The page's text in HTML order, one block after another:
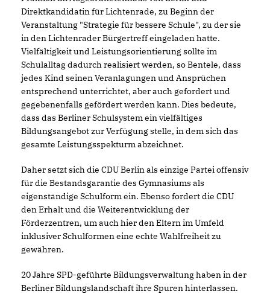
Direktkandidatin für Lichtenrade, zu Beginn der
Veranstaltung "Strategie für bessere Schule", zu der sie
in den Lichtenrader Bürgertreff eingeladen hatte.
Vielfältigkeit und Leistungsorientierung sollte im
Schulalltag dadurch realisiert werden, so Bentele, dass
jedes Kind seinen Veranlagungen und Ansprüchen
entsprechend unterrichtet, aber auch gefordert und
gegebenenfalls gefördert werden kann. Dies bedeute,
dass das Berliner Schulsystem ein vielfältiges
Bildungsangebot zur Verfügung stelle, in dem sich das
gesamte Leistungsspekturm abzeichnet.
Daher setzt sich die CDU Berlin als einzige Partei offensiv
für die Bestandsgarantie des Gymnasiums als
eigenständige Schulform ein. Ebenso fordert die CDU
den Erhalt und die Weiterentwicklung der
Förderzentren, um auch hier den Eltern im Umfeld
inklusiver Schulformen eine echte Wahlfreiheit zu
gewähren.
20 Jahre SPD-geführte Bildungsverwaltung haben in der
Berliner Bildungslandschaft ihre Spuren hinterlassen.